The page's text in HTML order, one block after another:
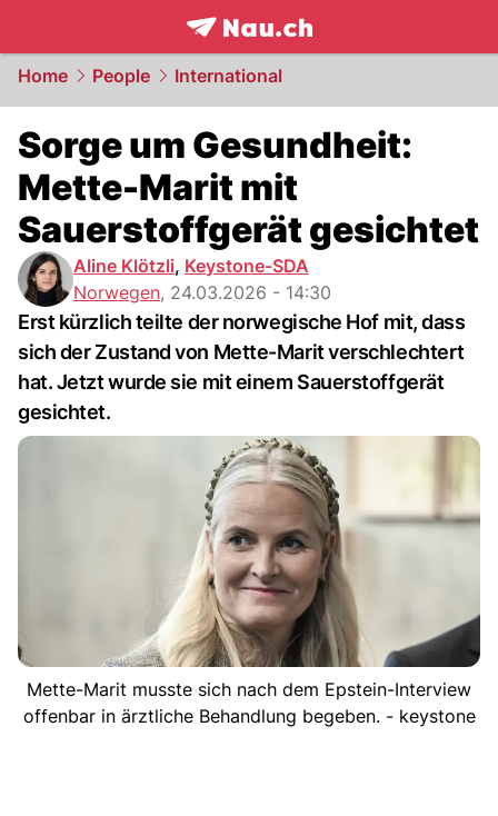
frontpage.NAU.ch
Home People International
Sorge um Gesundheit:
Mette-Marit mit
Sauerstoffgerät gesichtet
Aline Klötzli, Keystone-SDA
Norwegen, 24.03.2026 - 14:30
Erst kürzlich teilte der norwegische Hof mit, dass
sich der Zustand von Mette-Marit verschlechtert
hat. Jetzt wurde sie mit einem Sauerstoffgerät
gesichtet.
Mette-Marit musste sich nach dem Epstein-Interview
offenbar in ärztliche Behandlung begeben. - keystone